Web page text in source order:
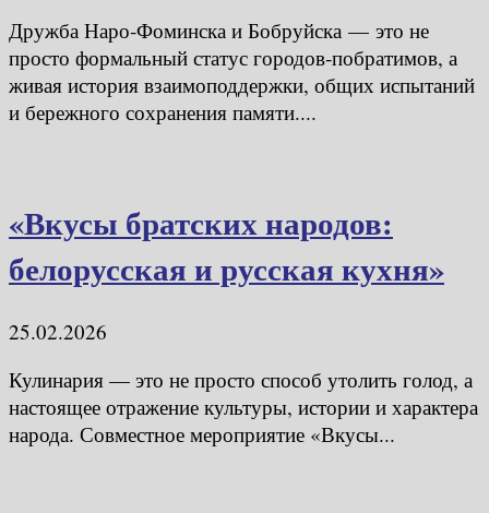
Дружба Наро‑Фоминска и Бобруйска — это не
просто формальный статус городов‑побратимов, а
живая история взаимоподдержки, общих испытаний
и бережного сохранения памяти....
«Вкусы братских народов:
белорусская и русская кухня»
25.02.2026
Кулинария — это не просто способ утолить голод, а
настоящее отражение культуры, истории и характера
народа. Совместное мероприятие «Вкусы...